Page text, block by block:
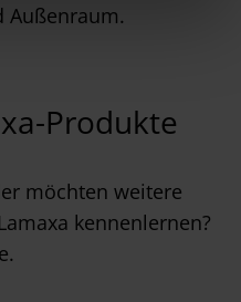
Außenraum.
Produkte
möchten weitere
kennenlernen?